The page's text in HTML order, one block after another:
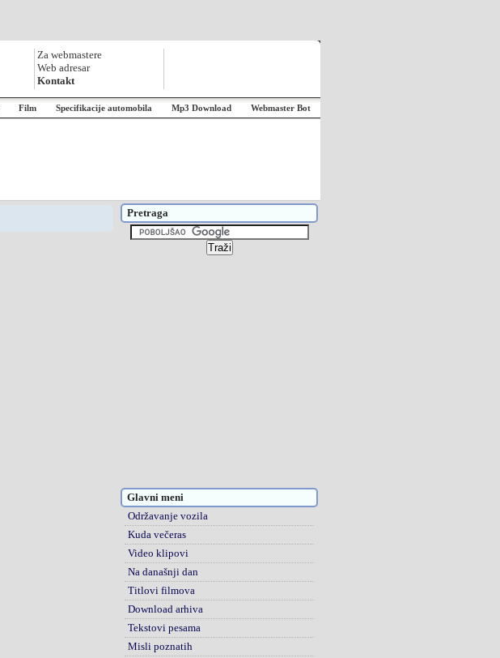
Za webmastere
Web adresar
Kontakt
Film Specifikacije automobila Mp3 Download Webmaster Bot
Pretraga
Glavni meni
Održavanje vozila
Kuda večeras
Video klipovi
Na današnji dan
Titlovi filmova
Download arhiva
Tekstovi pesama
Misli poznatih